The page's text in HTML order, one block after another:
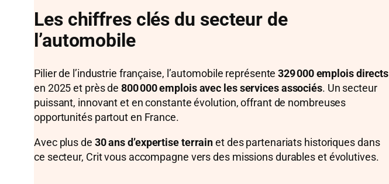
Les chiffres clés du secteur de
l’automobile
Pilier de l’industrie française, l’automobile représente329 000 emplois directs
en 2025 et près de800 000 emplois avec les services associés. Un secteur
puissant, innovant et en constante évolution, offrant de nombreuses
opportunités partout en France.
Avec plus de 30 ans d’expertise terrainet des partenariats historiques dans
ce secteur, Crit vous accompagne vers des missions durables et évolutives.